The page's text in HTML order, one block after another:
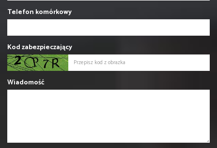
Telefon komórkowy
Kod zabezpieczający
Wiadomość